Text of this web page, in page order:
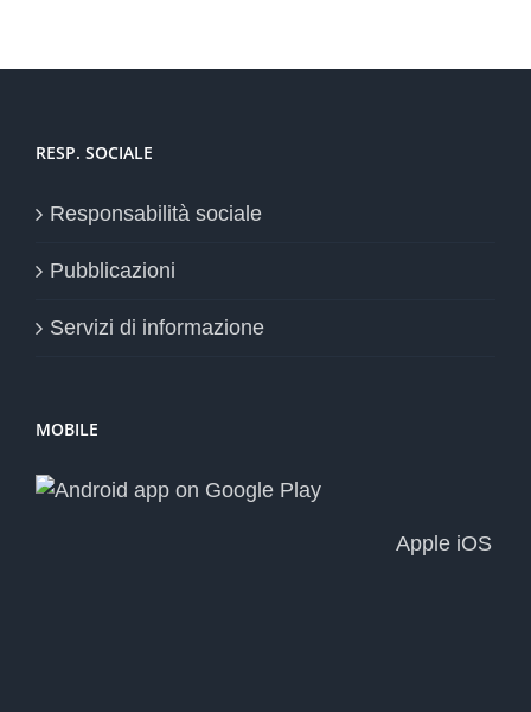
RESP. SOCIALE
Responsabilità sociale
Pubblicazioni
Servizi di informazione
MOBILE
Apple iOS